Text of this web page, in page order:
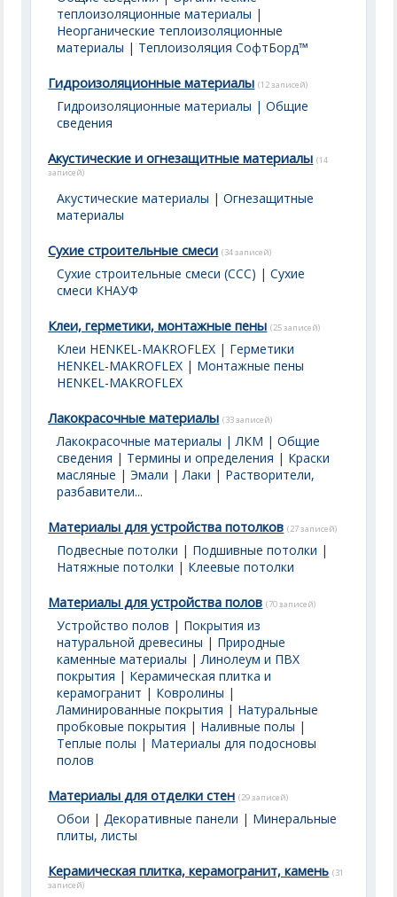
теплоизоляционные материалы |
Неорганические теплоизоляционные
материалы | Теплоизоляция СофтБорд™
Гидроизоляционные материалы (12 записей)
Гидроизоляционные материалы | Общие
сведения
Акустические и огнезащитные материалы (14
записей)
Акустические материалы |Огнезащитные
материалы
Сухие строительные смеси (34 записей)
Сухие строительные смеси (ССС) |Сухие
смеси КНАУФ
Клеи, герметики, монтажные пены (25 записей)
Клеи HENKEL-MAKROFLEX | Герметики
HENKEL-MAKROFLEX | Монтажные пены
HENKEL-MAKROFLEX
Лакокрасочные материалы (33 записей)
Лакокрасочные материалы | ЛКМ | Общие
сведения | Термины и определения | Краски
масляные |Эмали |Лаки | Растворители,
разбавители...
Материалы для устройства потолков (27 записей)
Подвесные потолки | Подшивные потолки |
Натяжные потолки | Клеевые потолки
Материалы для устройства полов (70 записей)
Устройство полов | Покрытия из
натуральной древесины | Природные
каменные материалы |Линолеум и ПВХ
покрытия | Керамическая плитка и
керамогранит | Ковролины |
Ламинированные покрытия | Натуральные
пробковые покрытия | Наливные полы |
Теплые полы | Материалы для подосновы
полов
Материалы для отделки стен (29 записей)
Обои |Декоративные панели | Минеральные
плиты, листы
Керамическая плитка, керамогранит, камень (31
записей)